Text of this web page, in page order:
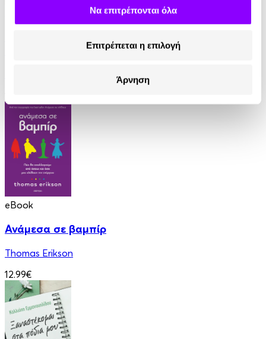
Να επιτρέπονται όλα
Επιτρέπεται η επιλογή
Άρνηση
• 1 Credit
eBook
Ανάμεσα σε βαμπίρ
Thomas Erikson
12.99€